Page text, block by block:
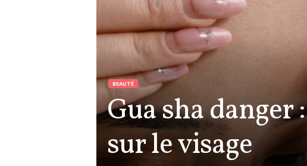
BEAUTÉ
Gua sha
sur le visage